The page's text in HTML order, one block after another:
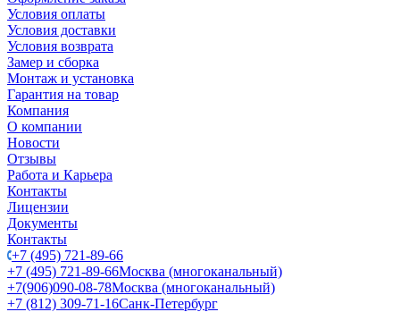
Условия оплаты
Условия доставки
Условия возврата
Замер и сборка
Монтаж и установка
Гарантия на товар
Компания
О компании
Новости
Отзывы
Работа и Карьера
Контакты
Лицензии
Документы
Контакты
+7 (495) 721-89-66
+7 (495) 721-89-66Москва (многоканальный)
+7(906)090-08-78Москва (многоканальный)
+7 (812) 309-71-16Санк-Петербург